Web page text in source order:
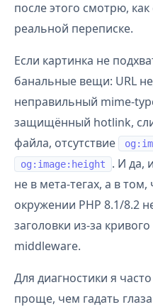
после этого смотрю,
реальной переписке.
Если картинка не
банальные вещи: URL
неправильный mime-
защищённый hotlink,
файла, отсутствие
og:image:height
. И да,
не в мета-тегах, а в
окружении PHP 8.1/8.2
заголовки из-за
middleware.
Для диагностики я
проще, чем гадать